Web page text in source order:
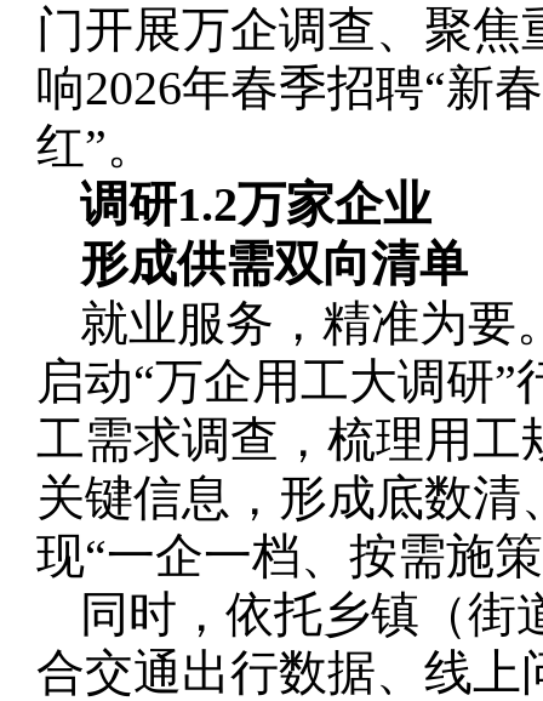
门开展万企调查、聚
响2026年春季招聘“新
红”。
调研1.2万家企业
形成供需双向清单
就业服务，精准为要
启动“万企用工大调研
工需求调查，梳理用工
关键信息，形成底数
现“一企一档、按需施
同时，依托乡镇（街
合交通出行数据、线